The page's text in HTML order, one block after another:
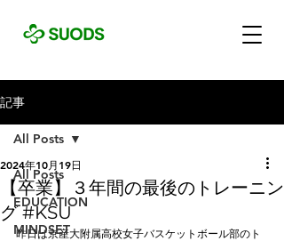
記事
All Posts
EDUCATION
MINDSET
All Posts
【卒業】３年間の最後のトレーニン
グ #KSU
2024年10月19日
昨日は京産大附属高校女子バスケットボール部のト